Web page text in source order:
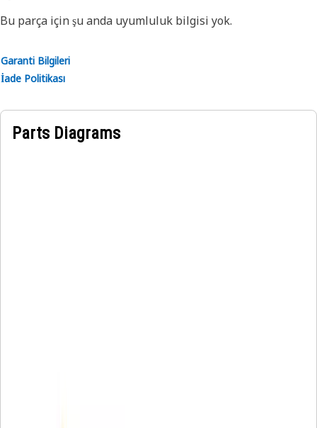
Bu parça için şu anda uyumluluk bilgisi yok.
Garanti Bilgileri
İade Politikası
Parts Diagrams